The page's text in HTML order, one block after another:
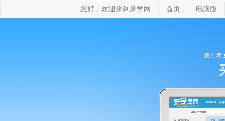
您好，欢迎来到来学网 首页 电脑版